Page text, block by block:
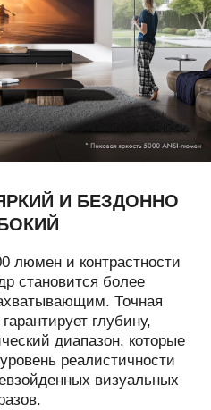
И БЕЗДОННО
люмен и контрастности
становится более
Точная
глубину,
диапазон, которые
реалистичности
визуальных